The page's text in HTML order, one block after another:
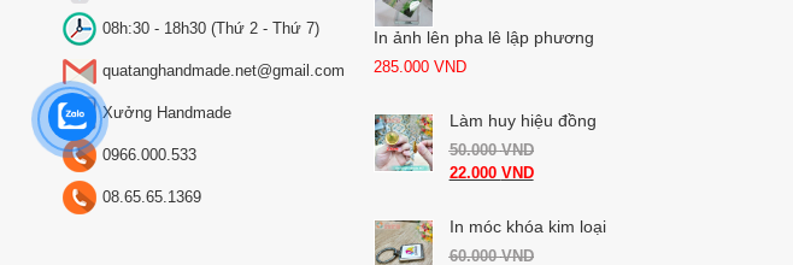
08h:30 - 18h30 (Thứ 2 - Thứ 7)
quatanghandmade.net@gmail.com
Xưởng Handmade
0966.000.533
08.65.65.1369
In ảnh lên pha lê lập phương
285.000 VND
Làm huy hiệu đồng
50.000VND
22.000 VND
In móc khóa kim loại
60.000VND